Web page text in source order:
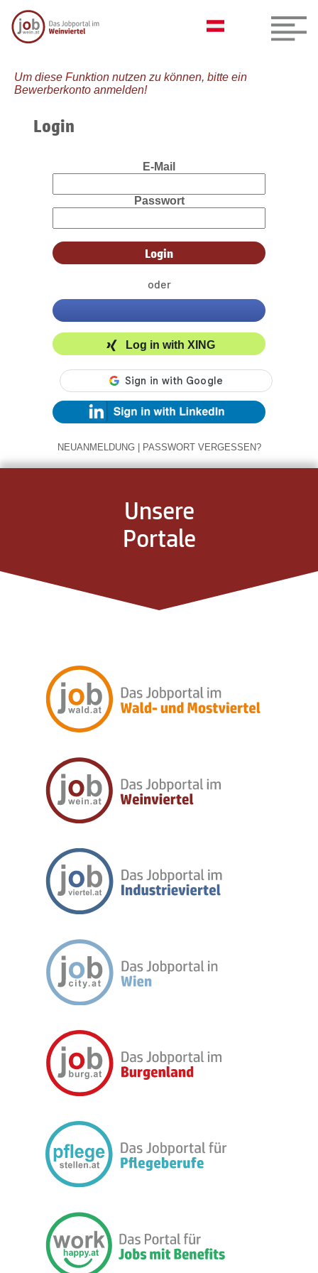
Um diese Funktion nutzen zu können, bitte ein
Bewerberkonto anmelden!
Login
E-Mail
Passwort
oder
Log in with XING
NEUANMELDUNG | PASSWORT VERGESSEN?
Unsere
Portale